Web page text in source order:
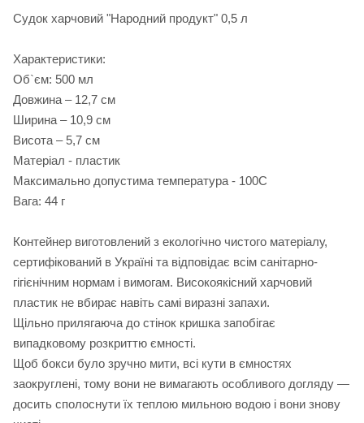
Судок харчовий "Народний продукт" 0,5 л
Характеристики:
Об`єм: 500 мл
Довжина – 12,7 см
Ширина – 10,9 см
Висота – 5,7 см
Матеріал - пластик
Максимально допустима температура - 100С
Вага: 44 г
Контейнер виготовлений з екологічно чистого матеріалу,
сертифікований в Україні та відповідає всім санітарно-
гігієнічним нормам і вимогам. Високоякісний харчовий
пластик не вбирає навіть самі виразні запахи.
Щільно прилягаюча до стінок кришка запобігає
випадковому розкриттю ємності.
Щоб бокси було зручно мити, всі кути в ємностях
заокруглені, тому вони не вимагають особливого догляду —
досить сполоснути їх теплою мильною водою і вони знову